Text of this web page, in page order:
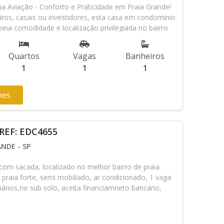
Aviação - Conforto e Praticidade em Praia Grande!
casais ou investidores, esta casa em condomínio
comodidade e localização privilegiada no bairro
valorizados de Praia Grande. ? Destaques do Imóvel:
e bem iluminado ✅ Cozinha prática, integrada à
Sala aconchegante, ideal para relaxar ou receber
completo e moderno ✅ Vaga de garagem -
a: Praias (a poucos minutos da orla) Comércios,
Transporte público e fácil acesso à rodovia Áreas de
tesouro imobiliário! ? ? Fale conosco agora
Quartos
1
Vagas
1
Banheiros
1
EDC4655
- SP
sacada, localizado no melhor bairro de praia
praia forte, semi mobiliado, ar condicionado, 1 vaga
sub solo, aceita financiamneto bancário,